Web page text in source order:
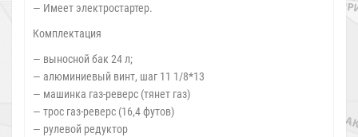
— Имеет электростартер.
Комплектация
— выносной бак 24 л;
— алюминиевый винт, шаг 11 1/8*13
— машинка газ-реверс (тянет газ)
— трос газ-реверс (16,4 футов)
— рулевой редуктор